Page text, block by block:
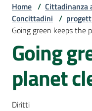
Concittadini
Menu selezionato
Porte
aperte
in
Assemblea
Home / Cittadinanza
Concittadini /
Going green keeps the
Going
planet
Diritti